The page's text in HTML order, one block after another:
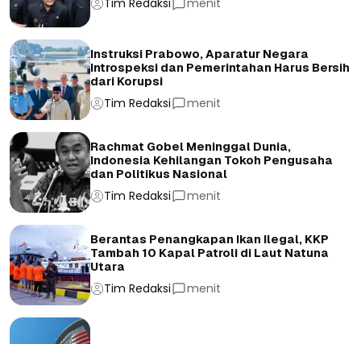
Tim Redaksi menit
Instruksi Prabowo, Aparatur Negara
Introspeksi dan Pemerintahan Harus Bersih
dari Korupsi
Tim Redaksi menit
Rachmat Gobel Meninggal Dunia,
Indonesia Kehilangan Tokoh Pengusaha
dan Politikus Nasional
Tim Redaksi menit
Berantas Penangkapan Ikan Ilegal, KKP
Tambah 10 Kapal Patroli di Laut Natuna
Utara
Tim Redaksi menit